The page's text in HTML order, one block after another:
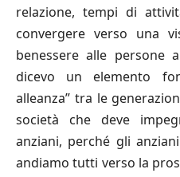
relazione, tempi di
convergere verso una
benessere alle persone
dicevo un elemento
alleanza” tra le
società che deve
anziani, perché gli
andiamo tutti verso la